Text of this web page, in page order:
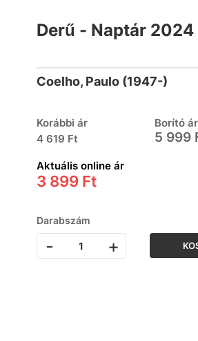
Derű - Naptár 2024
Coelho, Paulo (1947-)
Korábbi ár
4 619 Ft
Borító ár
5 999
Aktuális online ár
3 899 Ft
Darabszám
- +